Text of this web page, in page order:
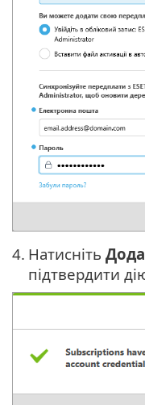
4. Натисніть
підтвердити